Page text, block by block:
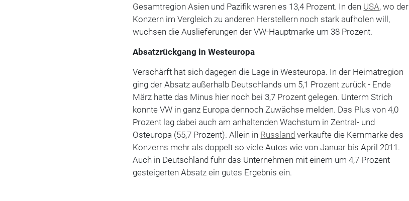
Gesamtregion Asien und Pazifik waren es 13,4 Prozent. In den USA, wo der
Konzern im Vergleich zu anderen Herstellern noch stark aufholen will,
wuchsen die Auslieferungen der VW-Hauptmarke um 38 Prozent.
Absatzrückgang in Westeuropa
Verschärft hat sich dagegen die Lage in Westeuropa. In der Heimatregion
ging der Absatz außerhalb Deutschlands um 5,1 Prozent zurück - Ende
März hatte das Minus hier noch bei 3,7 Prozent gelegen. Unterm Strich
konnte VW in ganz Europa dennoch Zuwächse melden. Das Plus von 4,0
Prozent lag dabei auch am anhaltenden Wachstum in Zentral- und
Osteuropa (55,7 Prozent). Allein in Russland verkaufte die Kernmarke des
Konzerns mehr als doppelt so viele Autos wie von Januar bis April 2011.
Auch in Deutschland fuhr das Unternehmen mit einem um 4,7 Prozent
gesteigerten Absatz ein gutes Ergebnis ein.